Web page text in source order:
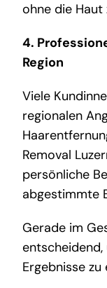
ohne die Haut
4.
Region
Viele
regionalen
Removal
persönliche
abgestimmte
Gerade im
Ergebnisse zu